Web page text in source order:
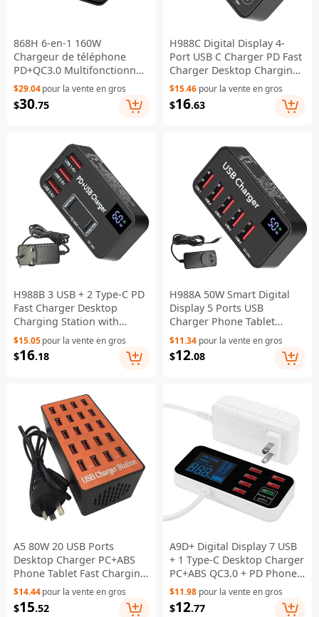
868H 6-en-1 160W
Chargeur de téléphone
PD+QC3.0 Multifonctionnel
Bureau 15W Chargeur sans
fil avec 2 USB, 3 Type-C -
Prise US
$29.04pour la vente en gros
$30.75
H988C Digital Display 4-
Port USB C Charger PD Fast
Charger Desktop Charging
Station (CE Certified) - EU
Plug
$15.46 pour la vente en gros
$16.63
H988B 3 USB + 2 Type-C PD
Fast Charger Desktop
Charging Station with
Digital Display (CE Certified)
- UK Plug
$15.05pour la vente en gros
$16.18
H988A 50W Smart Digital
Display 5 Ports USB
Charger Phone Tablet
Charging Station (CE
Certified) - AU Plug
$11.34 pour la vente en gros
$12.08
A5 80W 20 USB Ports
Desktop Charger PC+ABS
Phone Tablet Fast Charging
Station (CE Certified) - AU
Plug
$14.44pour la vente en gros
$15.52
A9D+ Digital Display 7 USB
+ 1 Type-C Desktop Charger
PC+ABS QC3.0 + PD Phone
Fast Charging Station (CE
Certified) - US Plug
$11.98 pour la vente en gros
$12.77